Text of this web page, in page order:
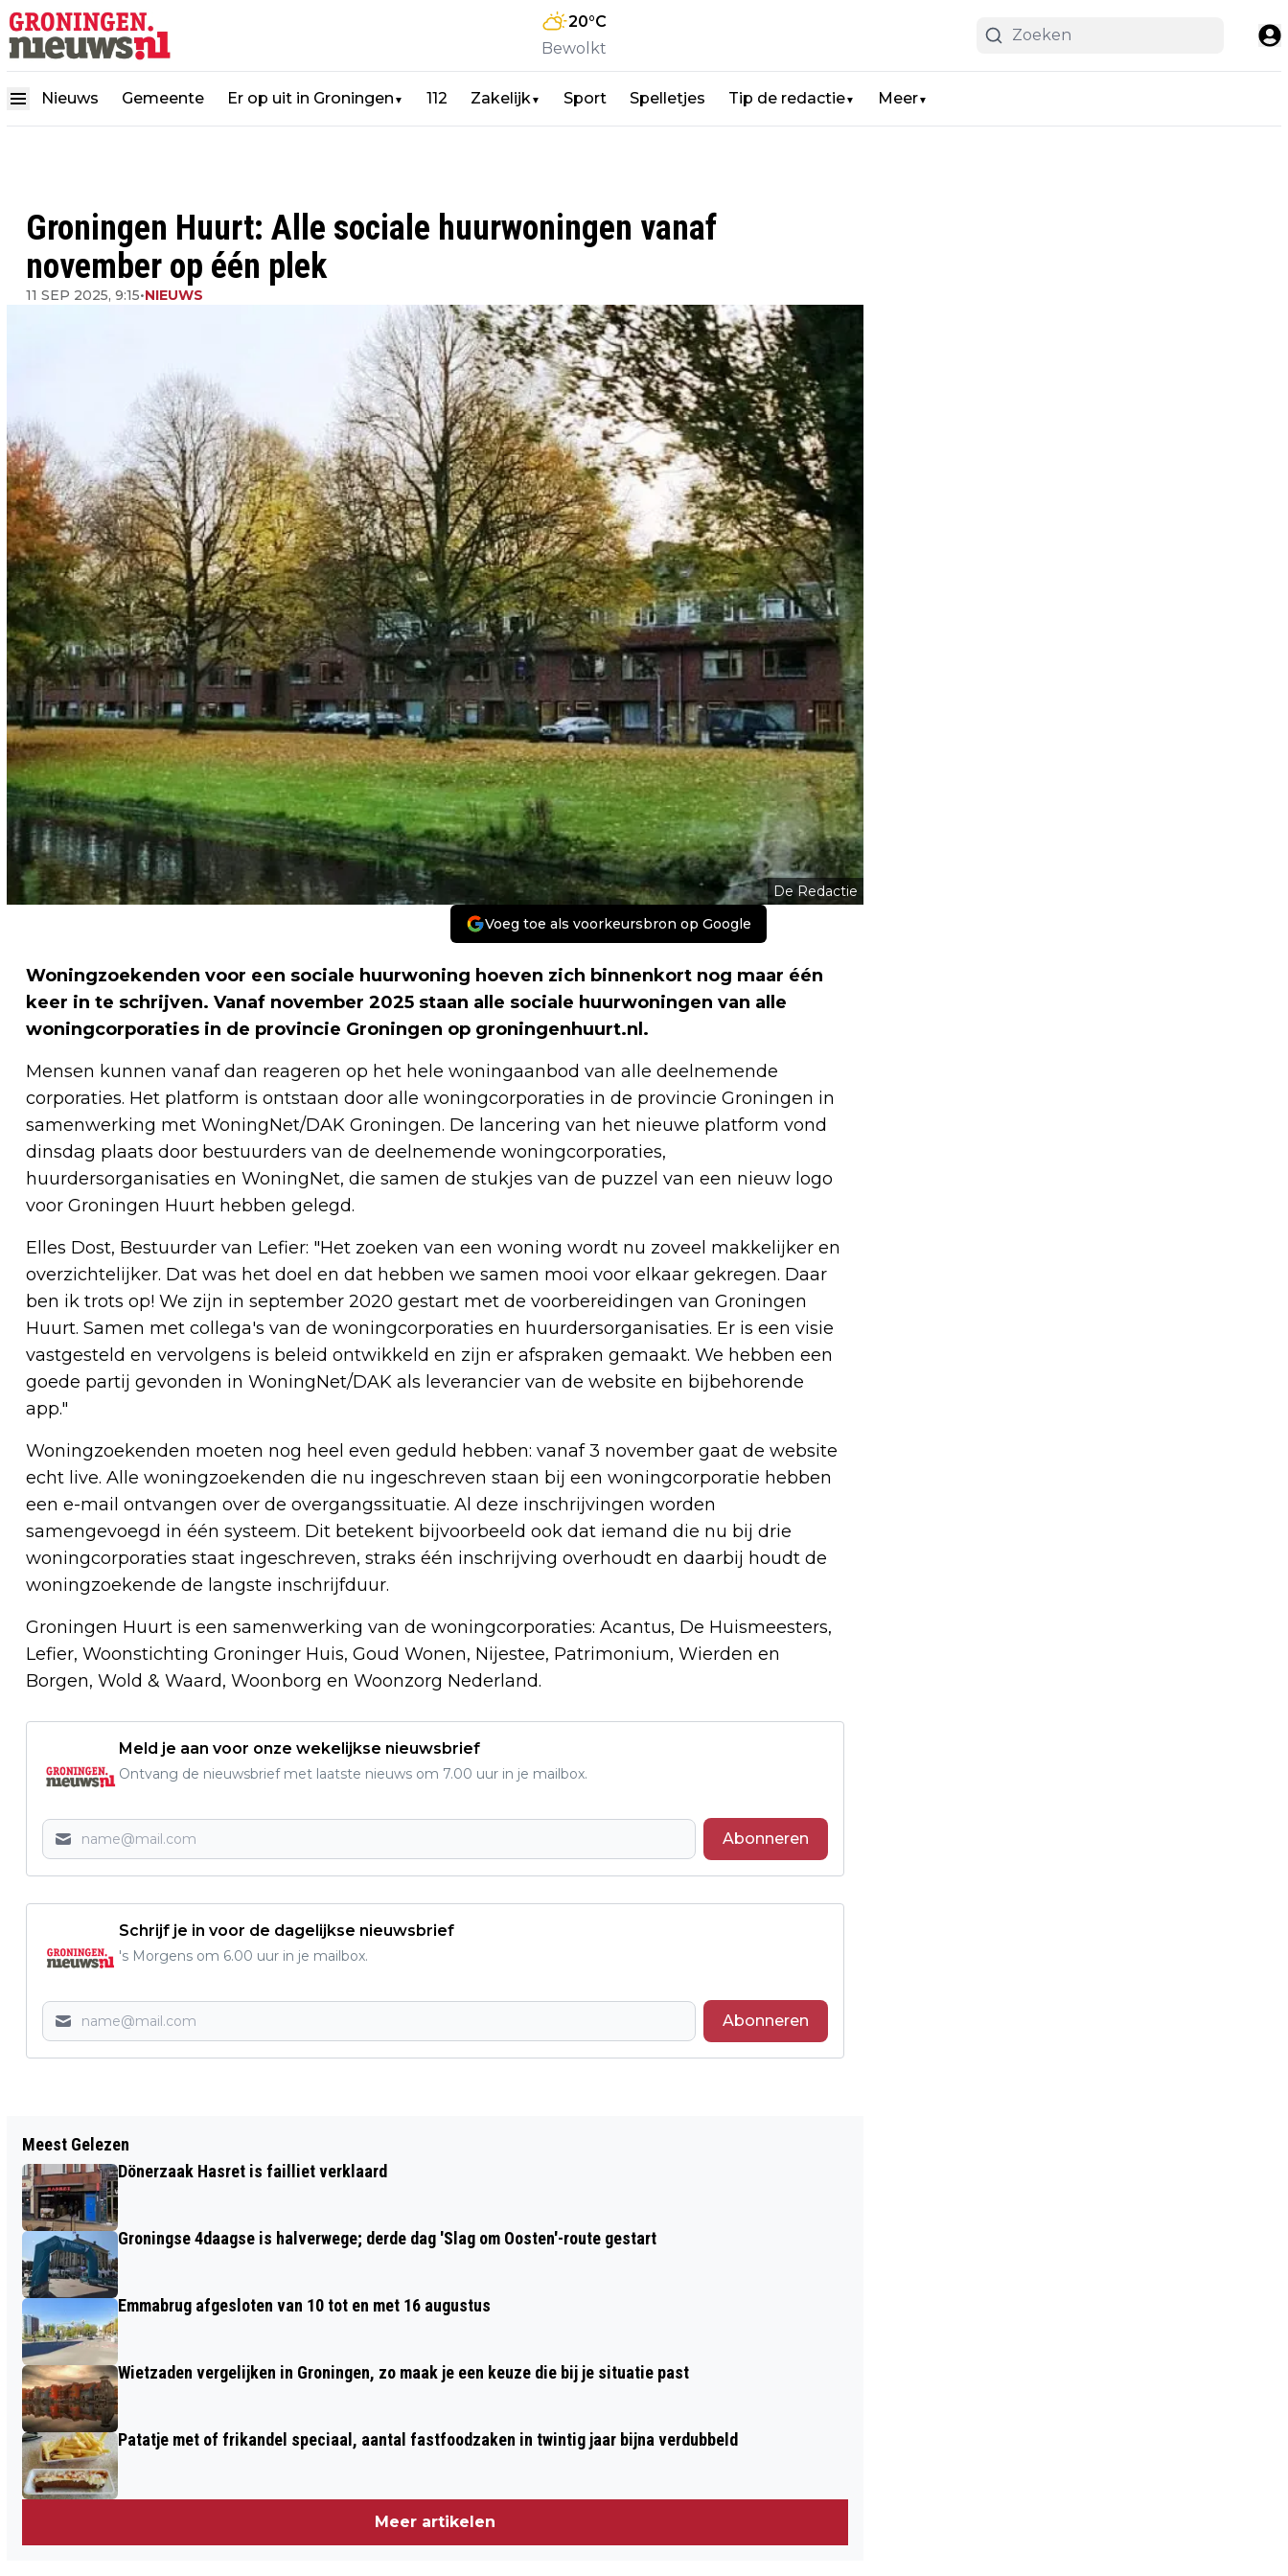
20°C
Bewolkt
Nieuws Gemeente Er op uit in Groningen ▼ 112 Zakelijk▼ Sport Spelletjes Tip de redactie▼ Meer▼
Groningen Huurt: Alle sociale huurwoningen vanaf
november op één plek
11 SEP 2025, 9:15•NIEUWS
De Redactie
Voeg toe als voorkeursbron op Google
Woningzoekenden voor een sociale huurwoning hoeven zich binnenkort nog maar één
keer in te schrijven. Vanaf november 2025 staan alle sociale huurwoningen van alle
woningcorporaties in de provincie Groningen op groningenhuurt.nl.
Mensen kunnen vanaf dan reageren op het hele woningaanbod van alle deelnemende
corporaties. Het platform is ontstaan door alle woningcorporaties in de provincie Groningen in
samenwerking met WoningNet/DAK Groningen. De lancering van het nieuwe platform vond
dinsdag plaats door bestuurders van de deelnemende woningcorporaties,
huurdersorganisaties en WoningNet, die samen de stukjes van de puzzel van een nieuw logo
voor Groningen Huurt hebben gelegd.
Elles Dost, Bestuurder van Lefier: "Het zoeken van een woning wordt nu zoveel makkelijker en
overzichtelijker. Dat was het doel en dat hebben we samen mooi voor elkaar gekregen. Daar
ben ik trots op! We zijn in september 2020 gestart met de voorbereidingen van Groningen
Huurt. Samen met collega's van de woningcorporaties en huurdersorganisaties. Er is een visie
vastgesteld en vervolgens is beleid ontwikkeld en zijn er afspraken gemaakt. We hebben een
goede partij gevonden in WoningNet/DAK als leverancier van de website en bijbehorende
app."
Woningzoekenden moeten nog heel even geduld hebben: vanaf 3 november gaat de website
echt live. Alle woningzoekenden die nu ingeschreven staan bij een woningcorporatie hebben
een e-mail ontvangen over de overgangssituatie. Al deze inschrijvingen worden
samengevoegd in één systeem. Dit betekent bijvoorbeeld ook dat iemand die nu bij drie
woningcorporaties staat ingeschreven, straks één inschrijving overhoudt en daarbij houdt de
woningzoekende de langste inschrijfduur.
Groningen Huurt is een samenwerking van de woningcorporaties: Acantus, De Huismeesters,
Lefier, Woonstichting Groninger Huis, Goud Wonen, Nijestee, Patrimonium, Wierden en
Borgen, Wold & Waard, Woonborg en Woonzorg Nederland.
Meld je aan voor onze wekelijkse nieuwsbrief
Ontvang de nieuwsbrief met laatste nieuws om 7.00 uur in je mailbox.
Abonneren
Schrijf je in voor de dagelijkse nieuwsbrief
's Morgens om 6.00 uur in je mailbox.
Abonneren
FORUM GRONINGEN STAAT STIL BIJ
DEMENTIE MET SPECIALE
DOCUMENTAIRE TIJDENS WERELD
ALZHEIMER DAG
Meest Gelezen
Dönerzaak Hasret is failliet verklaard
Groningse 4daagse is halverwege; derde dag 'Slag om Oosten'-route gestart
Emmabrug afgesloten van 10 tot en met 16 augustus
Wietzaden vergelijken in Groningen, zo maak je een keuze die bij je situatie past
Patatje met of frikandel speciaal, aantal fastfoodzaken in twintig jaar bijna verdubbeld
Meer artikelen